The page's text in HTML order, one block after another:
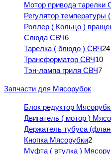
Мотор привода тарелки
Регулятор температуры
Роллер ( Кольцо )
Слюда СВЧ6
Тарелка ( блюдо ) СВЧ24
Трансформатор СВЧ10
Тэн-лампа гриля СВЧ7
Запчасти для Мясорубок
Блок редуктор
Двигатель ( мотор )
Держатель тубуса
Кнопка Мясорубки2
Муфта ( втулка )